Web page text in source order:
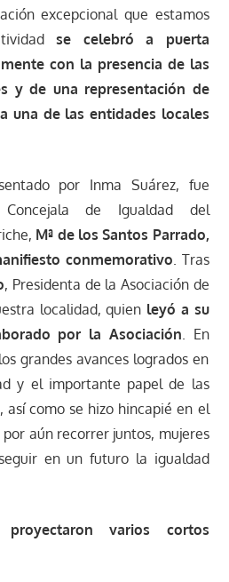
excepcional que estamos
se celebró a puerta
con la presencia de las
y de una representación de
una de las entidades locales
por Inma Suárez, fue
de Igualdad del
Mª de los Santos Parrado,
conmemorativo. Tras
, Presidenta de la Asociación de
localidad, quien leyó a su
por la Asociación. En
grandes avances logrados en
y el importante papel de las
así como se hizo hincapié en el
aún recorrer juntos, mujeres
en un futuro la igualdad
proyectaron varios cortos